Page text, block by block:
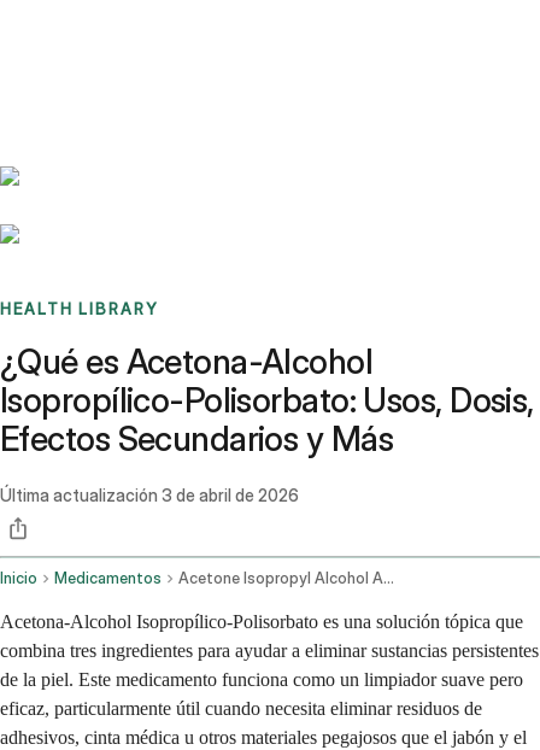
HEALTH LIBRARY
¿Qué es Acetona-Alcohol
Isopropílico-Polisorbato: Usos, Dosis,
Efectos Secundarios y Más
Última actualización 3 de abril de 2026
Inicio Medicamentos Acetone Isopropyl Alcohol And Polysorbate Topical Route
Acetona-Alcohol Isopropílico-Polisorbato es una solución tópica que
combina tres ingredientes para ayudar a eliminar sustancias persistentes
de la piel. Este medicamento funciona como un limpiador suave pero
eficaz, particularmente útil cuando necesita eliminar residuos de
adhesivos, cinta médica u otros materiales pegajosos que el jabón y el